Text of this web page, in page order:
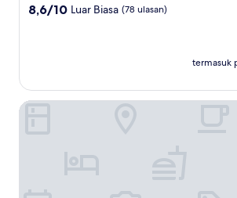
8.6
ulasan)
8,6/10 Luar Biasa (78 ulasan)
termasuk
The Magani Hotel and Spa